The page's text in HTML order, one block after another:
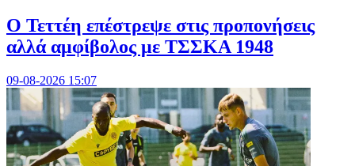
Ο Τεττέη επέστρεψε στις προπονήσεις
αλλά αμφίβολος με ΤΣΣΚΑ 1948
09-08-2026 15:07